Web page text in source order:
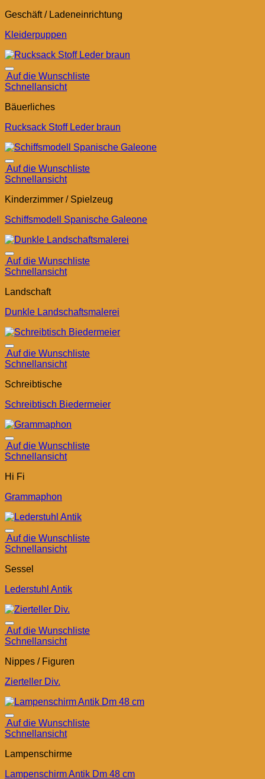
Geschäft / Ladeneinrichtung
Kleiderpuppen
Auf die Wunschliste
Schnellansicht
Bäuerliches
Rucksack Stoff Leder braun
Auf die Wunschliste
Schnellansicht
Kinderzimmer / Spielzeug
Schiffsmodell Spanische Galeone
Auf die Wunschliste
Schnellansicht
Landschaft
Dunkle Landschaftsmalerei
Auf die Wunschliste
Schnellansicht
Schreibtische
Schreibtisch Biedermeier
Auf die Wunschliste
Schnellansicht
Hi Fi
Grammaphon
Auf die Wunschliste
Schnellansicht
Sessel
Lederstuhl Antik
Auf die Wunschliste
Schnellansicht
Nippes / Figuren
Zierteller Div.
Auf die Wunschliste
Schnellansicht
Lampenschirme
Lampenschirm Antik Dm 48 cm